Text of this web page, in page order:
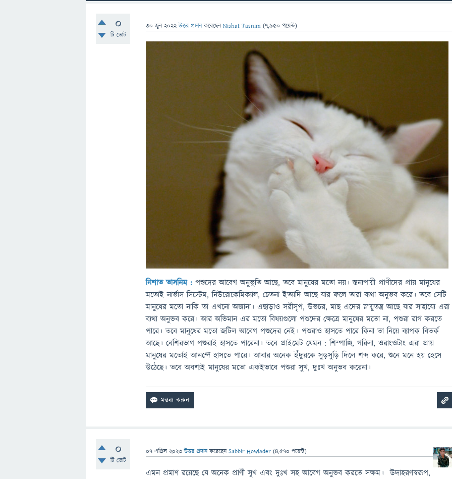
0
টি ভোট
30 জুন 2022 উত্তর প্রদান করেছেনNishat Tasnim (7,950 পয়েন্ট)
নিশাত তাসনিম :পশুদের আবেগ অনুভূতি আছে, তবে মানুষের মতো নয়। স্তন্যপায়ী প্রাণীদের প্রায় মানুষের
মতোই নার্ভাস সিস্টেম, নিউরোকেমিক্যাল, চেতনা ইত্যাদি আছে যার ফলে তারা ব্যথা অনুভব করে। তবে সেটি
মানুষের মতো নাকি তা এখনো অজানা। এছাড়াও সরীসৃপ, উভচর, মাছ এদের স্নায়ুতন্ত্র আছে যার সাহায্যে এরা
ব্যথা অনুভব করে। আর অভিমান এর মতো বিষয়গুলো পশুদের ক্ষেত্রে মানুষের মতো না, পশুরা রাগ করতে
পারে। তবে মানুষের মতো জটিল আবেগ পশুদের নেই। পশুরাও হাসতে পারে কিনা তা নিয়ে ব্যাপক বিতর্ক
আছে। বেশিরভাগ পশুরাই হাসতে পারেনা। তবে প্রাইমেট যেমন : শিম্পাঞ্জি, গরিলা, ওরাংওটাং এরা প্রায়
মানুষের মতোই আনন্দে হাসতে পারে। আবার অনেক ইঁদুরকে সুড়সুড়ি দিলে শব্দ করে, শুনে মনে হয় হেসে
উঠেছে। তবে অবশ্যই মানুষের মতো একইভাবে পশুরা সুখ, দুঃখ অনুভব করেনা।
0
টি ভোট
07 এপ্রিল 2023 উত্তর প্রদান করেছেনSabbir Howlader (4,570 পয়েন্ট)
এমন প্রমাণ রয়েছে যে অনেক প্রাণী সুখ এবং দুঃখ সহ আবেগ অনুভব করতে সক্ষম। উদাহরণস্বরূপ,